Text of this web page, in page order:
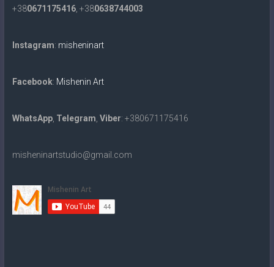
+380671175416, +380638744003
Instagram: misheninart
Facebook: Mishenin Art
WhatsApp, Telegram Viber: +380671175416
misheninartstudio@gmail.com